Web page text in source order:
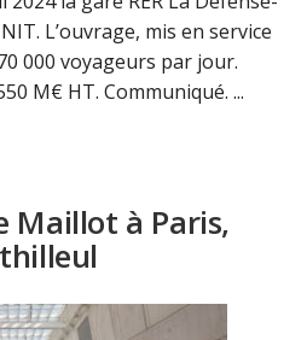
L’ouvrage, mis en service
000 voyageurs par jour.
M€ HT. Communiqué. ...
Maillot à Paris,